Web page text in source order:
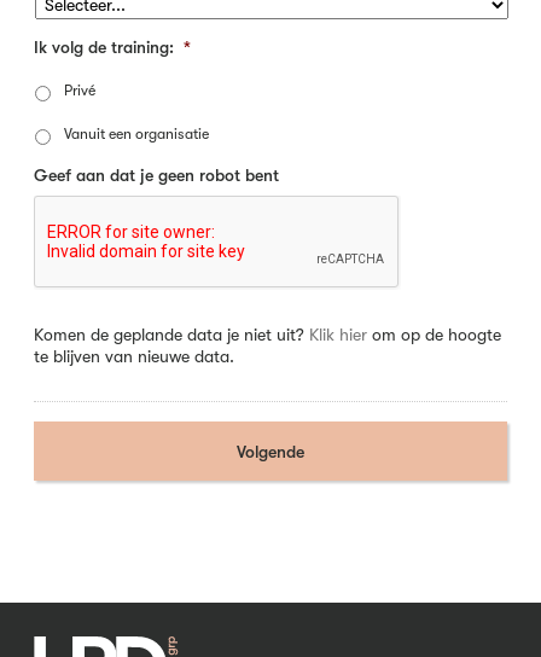
Ik volg de training: *
Privé
Vanuit een organisatie
Geef aan dat je geen robot bent
Komen de geplande data je niet uit? Klik hier om op de hoogte
te blijven van nieuwe data.